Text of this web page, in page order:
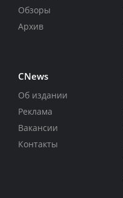
Обзоры
Архив
CNews
Об издании
Реклама
Вакансии
Контакты